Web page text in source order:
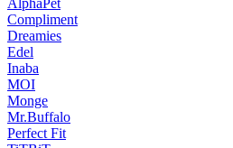
AlphaPet
Compliment
Dreamies
Edel
Inaba
MOI
Monge
Mr.Buffalo
Perfect Fit